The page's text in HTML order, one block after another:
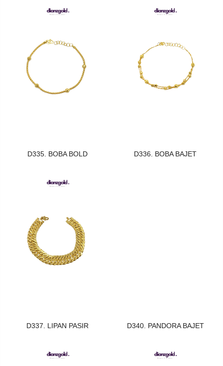
D335. BOBA BOLD D336. BOBA BAJET
D337. LIPAN PASIR D340. PANDORA BAJET